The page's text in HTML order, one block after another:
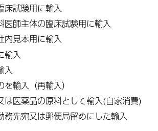
床試験用に輸入
医師主体の臨床試験用に輸入
内見本用に輸入
輸入
入
輸入（再輸入）
は医薬品の原料として輸入(自家消費)
務先宛又は郵便局留めにした輸入